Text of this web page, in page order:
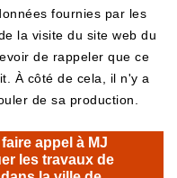
fournies par les
la visite du site web du
de rappeler que ce
À côté de cela, il n'y a
de sa production.
appel à MJ
les travaux de